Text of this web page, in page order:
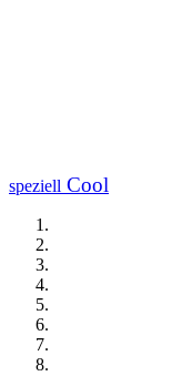
speziell Cool